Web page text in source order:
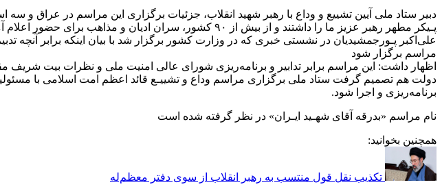
پـیکر مطهر رهبر عزیز ما را داشتند و از بیش از ۹۰ کشور، سران ادیان و مذاهب برای حضور اعلام آمادگی کردند.
علی‌اکبر پـورجمشیدیان در نشستی خبری که در وزارت کشور برگزار شد با بیان اینکه برابر آنچه
مراسم برگزار شود
اظهار داشت: این مراسم برابر تدابیر و برنامه‌ریزی شورای عالی امنیت ملی و نظرات بیت
برنامه‌ریزی و اجرا شود.
نام مراسم «بدرقه آقای شهـید ایـران» در نظر گرفته شده است
همچنین بخوانید:
تکذیب نقل قول منتسب به رهبر انقلاب از سوی دفتر معظم‌له